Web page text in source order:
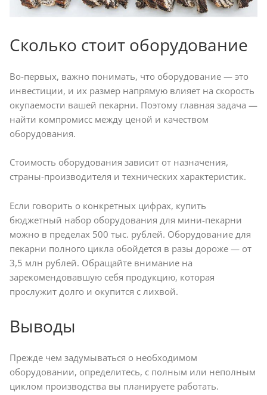
Сколько стоит оборудование
Во-первых, важно понимать, что оборудование — это
инвестиции, и их размер напрямую влияет на скорость
окупаемости вашей пекарни. Поэтому главная задача —
найти компромисс между ценой и качеством
оборудования.
Стоимость оборудования зависит от назначения,
страны-производителя и технических характеристик.
Если говорить о конкретных цифрах, купить
бюджетный набор оборудования для мини-пекарни
можно в пределах 500 тыс. рублей. Оборудование для
пекарни полного цикла обойдется в разы дороже — от
3,5 млн рублей. Обращайте внимание на
зарекомендовавшую себя продукцию, которая
прослужит долго и окупится с лихвой.
Выводы
Прежде чем задумываться о необходимом
оборудовании, определитесь, с полным или неполным
циклом производства вы планируете работать.